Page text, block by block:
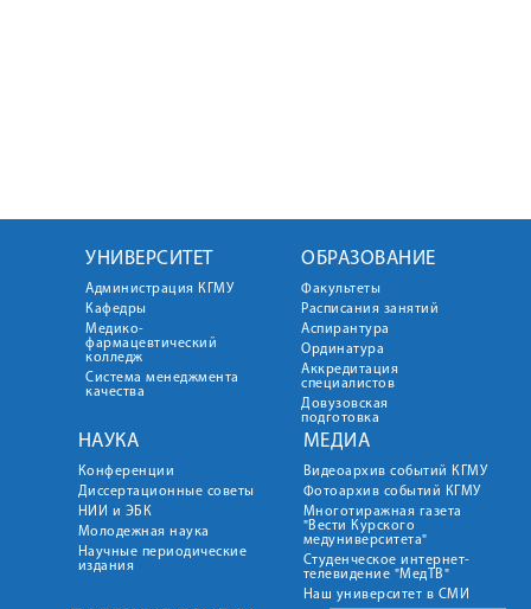
УНИВЕРСИТЕТ
Администрация КГМУ
Кафедры
Медико-
фармацевтический
колледж
Система менеджмента
качества
ОБРАЗОВАНИЕ
Факультеты
Расписания занятий
Аспирантура
Ординатура
Аккредитация
специалистов
Довузовская
подготовка
НАУКА
Конференции
Диссертационные советы
НИИ и ЭБК
Молодежная наука
Научные периодические
издания
МЕДИА
Видеоархив событий КГМУ
Фотоархив событий КГМУ
Многотиражная газета
"Вести Курского
медуниверситета"
Студенческое интернет-
телевидение "МедТВ"
Наш университет в СМИ